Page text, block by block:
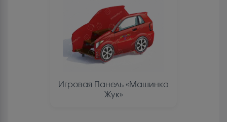
Игровая Панель «Машинка
Жук»